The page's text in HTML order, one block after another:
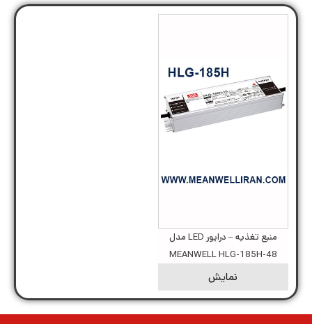
منبع تغذیه – درایور LED مدل
MEANWELL HLG-185H-48
نمایش